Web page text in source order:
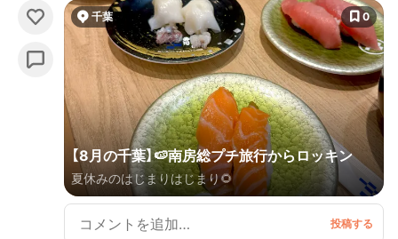
千葉 0
【8月の千葉】🍉南房総プチ旅行からロッキン
夏休みのはじまりはじまり🌻